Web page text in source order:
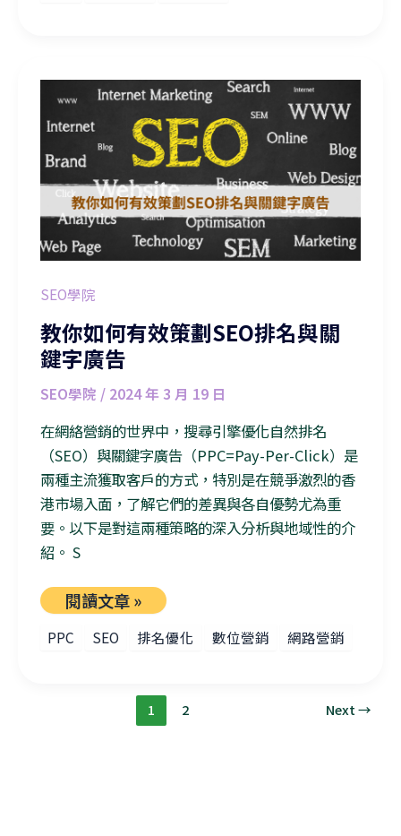
SEO學院
教你如何有效策劃SEO排名與關
鍵字廣告
SEO學院 / 2024 年 3 月 19 日
在網絡營銷的世界中，搜尋引擎優化自然排名
（SEO）與關鍵字廣告（PPC=Pay-Per-Click）是
兩種主流獲取客戶的方式，特別是在競爭激烈的香
港市場入面，了解它們的差異與各自優勢尤為重
要。以下是對這兩種策略的深入分析與地域性的介
紹。 S
教你如何有效策劃SEO排名與關鍵字廣告
閱讀文章 »
PPC SEO 排名優化 數位營銷 網路營銷
1 2 Next→